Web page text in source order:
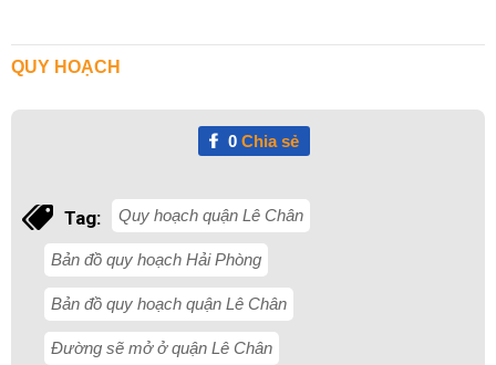
QUY HOẠCH
0Chia sẻ
Tag: Quy hoạch quận Lê Chân
Bản đồ quy hoạch Hải Phòng
Bản đồ quy hoạch quận Lê Chân
Đường sẽ mở ở quận Lê Chân